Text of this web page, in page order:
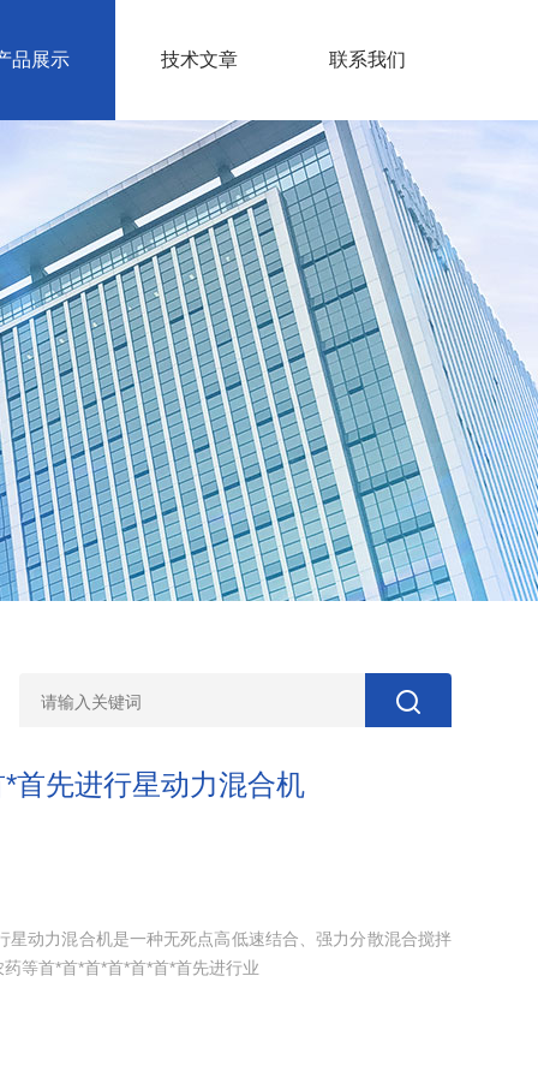
品展示 技术文章 联系我们
首先进行星动力混合机
星动力混合机是一种无死点高低速结合、强力分散混合搅拌
等首*首*首*首*首*首*首先进行业